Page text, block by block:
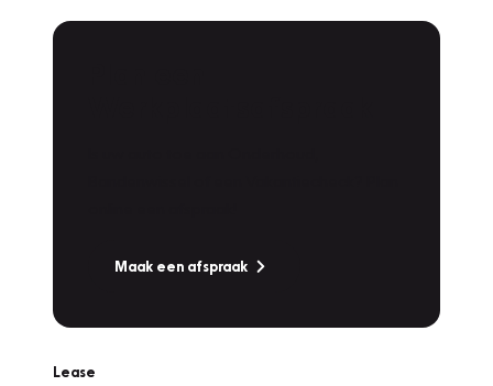
Maak een afspraak
Lease